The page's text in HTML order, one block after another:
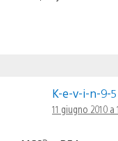
K-e-v-i-n-9-5
11 giugno 2010 a